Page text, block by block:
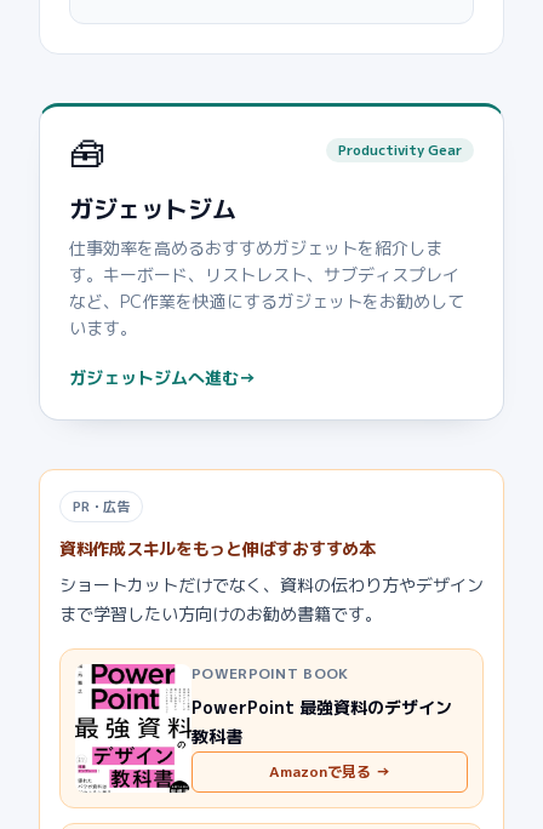
🧰 Productivity Gear
ガジェットジム
仕事効率を高めるおすすめガジェットを紹介しま
す。キーボード、リストレスト、サブディスプレイ
など、PC作業を快適にするガジェットをお勧めして
います。
ガジェットジムへ進む→
PR・広告
資料作成スキルをもっと伸ばすおすすめ本
ショートカットだけでなく、資料の伝わり方やデザイン
まで学習したい方向けのお勧め書籍です。
POWERPOINT BOOK
PowerPoint 最強資料のデザイン
教科書
Amazonで見る →